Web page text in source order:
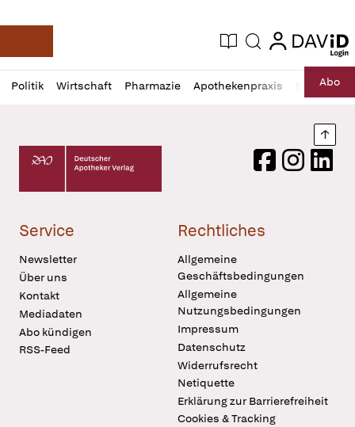
Deutsche Apotheker Zeitung
Aktuelle Ausgabe
Suche login
login
Politik Wirtschaft Pharmazie Apothekenpraxis RechtAbo
Profil
öffnen
Daz
Pur
Deutscher Apotheker Verlag Logo
FacebookInstagram
Service
Newsletter
Über uns
Kontakt
Mediadaten
Abo kündigen
RSS-Feed
Rechtliches
Allgemeine
Geschäftsbedingungen
Allgemeine
Nutzungsbedingungen
Impressum
Datenschutz
Widerrufsrecht
Netiquette
Erklärung zur Barrierefreiheit
Cookies & Tracking